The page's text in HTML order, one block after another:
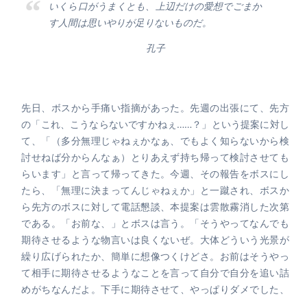
いくら口がうまくとも、上辺だけの愛想でごまか
す人間は思いやりが足りないものだ。
孔子
先日、ボスから手痛い指摘があった。先週の出張にて、先方
の「これ、こうならないですかねぇ……？」という提案に対し
て、「（多分無理じゃねぇかなぁ、でもよく知らないから検
討せねば分からんなぁ）とりあえず持ち帰って検討させても
らいます」と言って帰ってきた。今週、その報告をボスにし
たら、「無理に決まってんじゃねぇか」と一蹴され、ボスか
ら先方のボスに対して電話懇談、本提案は雲散霧消した次第
である。「お前な、」とボスは言う。「そうやってなんでも
期待させるような物言いは良くないぜ。大体どういう光景が
繰り広げられたか、簡単に想像つくけどさ。お前はそうやっ
て相手に期待させるようなことを言って自分で自分を追い詰
めがちなんだよ。下手に期待させて、やっぱりダメでした、